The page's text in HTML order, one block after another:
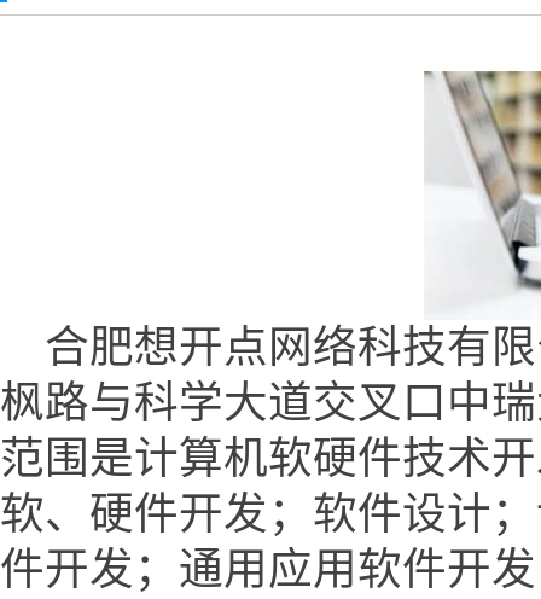
合肥想开点网络科技有
枫路与科学大道交叉口中
范围是计算机软硬件技术
软、硬件开发；软件设计
件开发；通用应用软件开